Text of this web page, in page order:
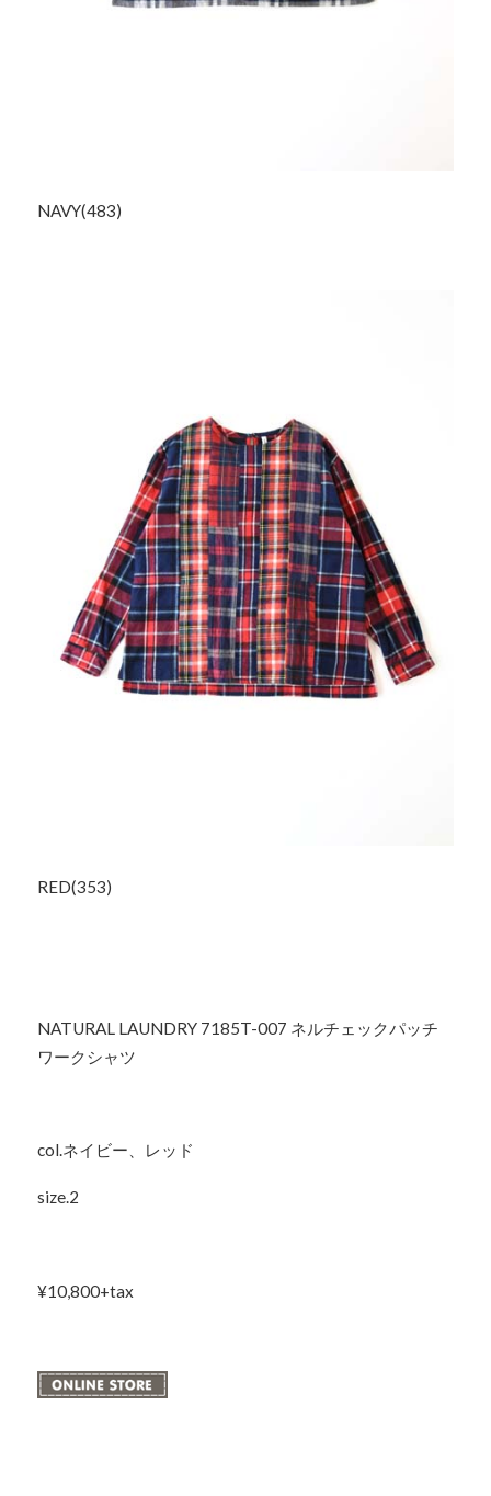
NAVY(483)
RED(353)
NATURAL LAUNDRY 7185T-007 ネルチェックパッチ
ワークシャツ
col.ネイビー、レッド
size.2
¥10,800+tax